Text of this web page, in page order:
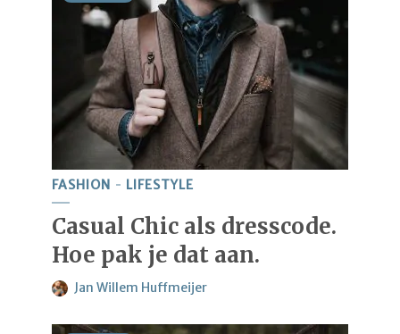
FASHION LIFESTYLE
Casual Chic als dresscode.
Hoe pak je dat aan.
Jan Willem Huffmeijer